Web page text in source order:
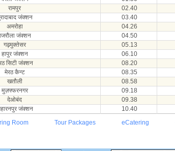
रामपुर 02.40
जंक्शन 03.40
अमरोहा 04.26
जंक्शन 04.50
गढ़मुक्तेसर 05.13
हापुर जंक्शन 06.10
सिटी जंक्शन 08.20
मेरठ कैन्ट 08.35
खतौली 08.58
मुज़फ्फरनगर 09.18
देओबंद 09.38
जंक्शन 10.40
Room Tour Packages eCatering